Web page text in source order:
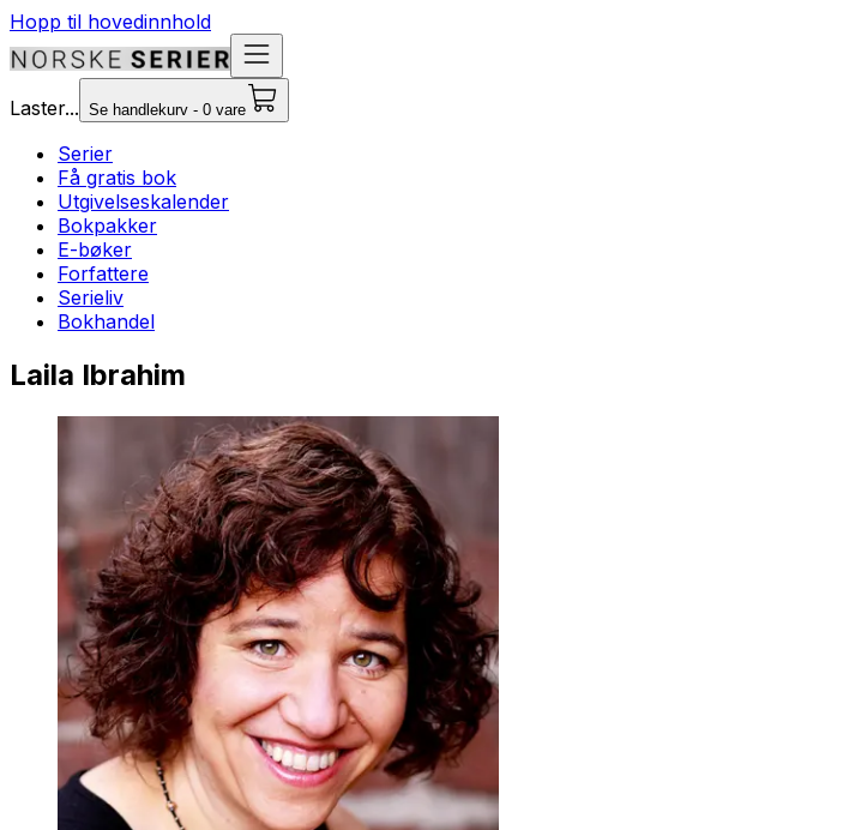
Hopp til hovedinnhold
Laster... Se handlekurv - 0 vare
Serier
Få gratis bok
Utgivelseskalender
Bokpakker
E-bøker
Forfattere
Serieliv
Bokhandel
Laila Ibrahim